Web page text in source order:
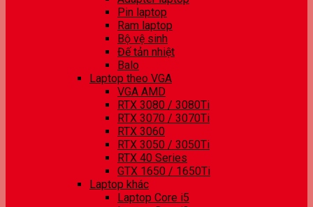
Pin laptop
Ram laptop
Bộ vệ sinh
Đế tản nhiệt
Balo
Laptop theo VGA
VGA AMD
RTX 3080 / 3080Ti
RTX 3070 / 3070Ti
RTX 3060
RTX 3050 / 3050Ti
RTX 40 Series
GTX 1650 / 1650Ti
Laptop khác
Laptop Core i5